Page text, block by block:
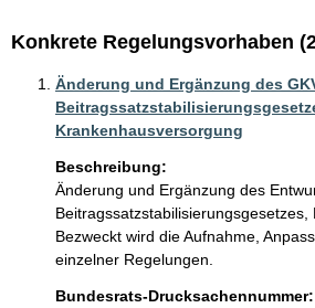
Konkrete Regelungsvorhaben
Änderung und Ergänzung des
Krankenhausversorgung
Beschreibung:
Änderung und Ergänzung des
Beitragssatzstabilisierungsgesetzes,
Bezweckt wird die Aufnahme,
einzelner Regelungen.
Bundesrats-Drucksachennummer: